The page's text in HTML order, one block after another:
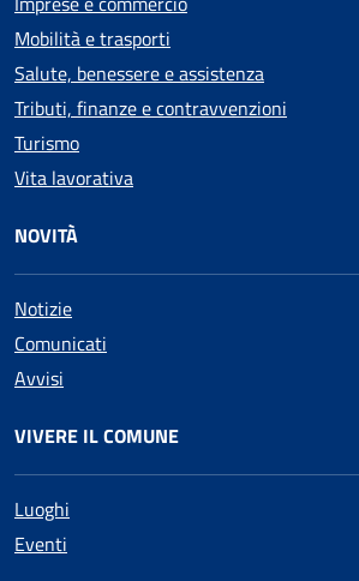
Mobilità e trasporti
Salute, benessere e assistenza
Tributi, finanze e contravvenzioni
Turismo
Vita lavorativa
NOVITÀ
Notizie
Comunicati
Avvisi
VIVERE IL COMUNE
Luoghi
Eventi